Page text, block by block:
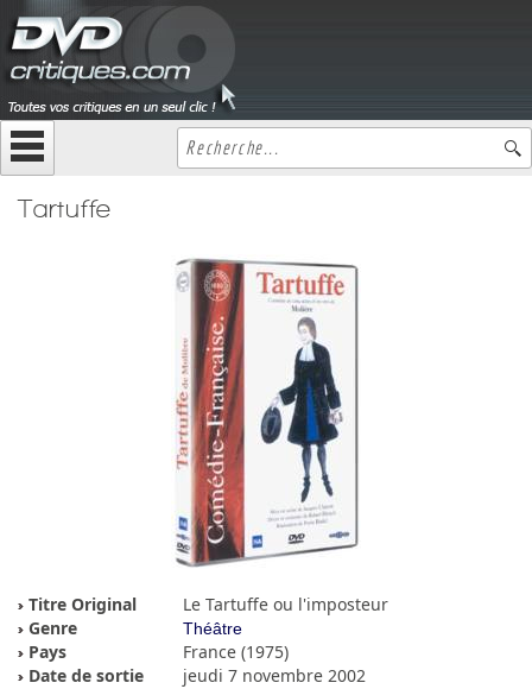
Tartuffe
Titre Original
Le Tartuffe ou l'imposteur
Genre
Théâtre
Pays
France (1975)
Date de sortie
jeudi 7 novembre 2002